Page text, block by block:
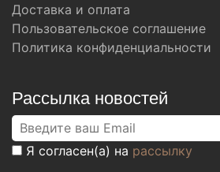
Доставка и оплата
Пользовательское соглашение
Политика конфиденциальности
Рассылка новостей
Я согласен(а) на рассылку